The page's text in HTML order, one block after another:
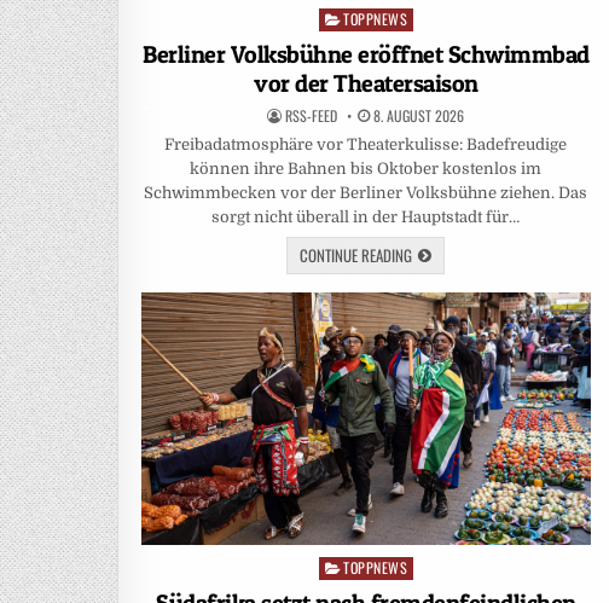
Posted
in
TOPPNEWS
Berliner Volksbühne eröffnet Schwimmbad
vor der Theatersaison
RSS-FEED 8. AUGUST 2026
Freibadatmosphäre vor Theaterkulisse: Badefreudige
können ihre Bahnen bis Oktober kostenlos im
Schwimmbecken vor der Berliner Volksbühne ziehen. Das
sorgt nicht überall in der Hauptstadt für…
CONTINUE READING
Posted
TOPPNEWS